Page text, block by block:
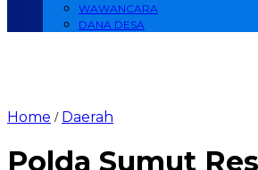
WAWANCARA
DANA DESA
Home / Daerah
Polda Sumut